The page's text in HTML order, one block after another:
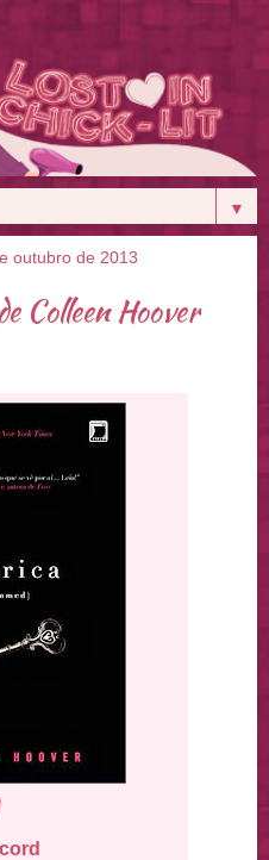
▼
outubro de 2013
Colleen Hoover